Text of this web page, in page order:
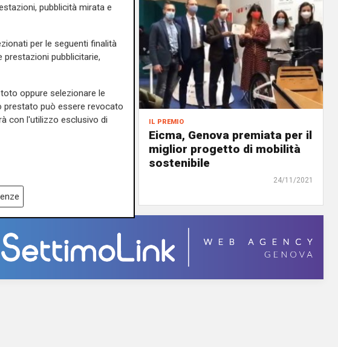
il premio
Eicma, Genova premiata per il
miglior progetto di mobilità
sostenibile
24/11/2021
pubblicità mirata e
per le seguenti finalità
prestazioni pubblicitarie,
oppure selezionare le
prestato può essere revocato
con l'utilizzo esclusivo di